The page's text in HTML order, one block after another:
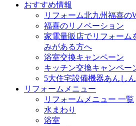
おすすめ情報
リフォーム北九州福喜の
福喜のリノベーション
家電量販店でリフォーム
みがある方へ
浴室交換キャンペーン
キッチン交換キャンペー
5大住宅設備機器あんし
リフォームメニュー
リフォームメニュー 一覧
水まわり
浴室